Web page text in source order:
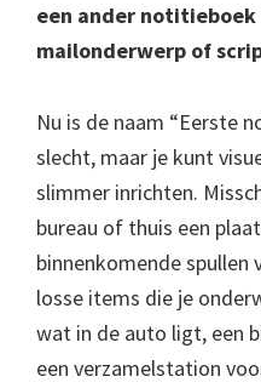
een ander
mailonderwerp of
Nu is de naam “Eerste
slecht, maar je kunt
slimmer inrichten.
bureau of thuis een
binnenkomende spullen
losse items die je
wat in de auto ligt, een
een verzamelstation